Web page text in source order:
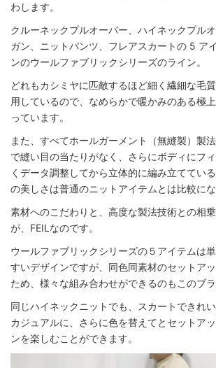
わします。
クルーネックプルオーバー、ハイネックプル
ガン、ニットパンツ、フレアスカートの 5 ア
ンのウールファブリックシリーズのライン。
どれもカシミヤに匹敵するほど細く繊細な毛
用しているので、なめらかで暖かみのある極
っています。
また、すべてホールガーメント（無縫製）製
で縫い目の当たりがなく、さらにボディにフ
くデータ調整してから立体的に編み立ててい
の美しさは普通のニットアイテムとは比較にな
素材へのこだわりと、高度な製法技術との相
が、FEILなのです。
ウールファブリックシリーズの５アイテムは
すいデザインですが、同色同素材のセットア
ため、様々な組み合わせができるのもこのブラ
同じハイネックニットでも、スカートできれ
カジュアルに、さらに色を替えてとセットア
ンを楽しむことができます。